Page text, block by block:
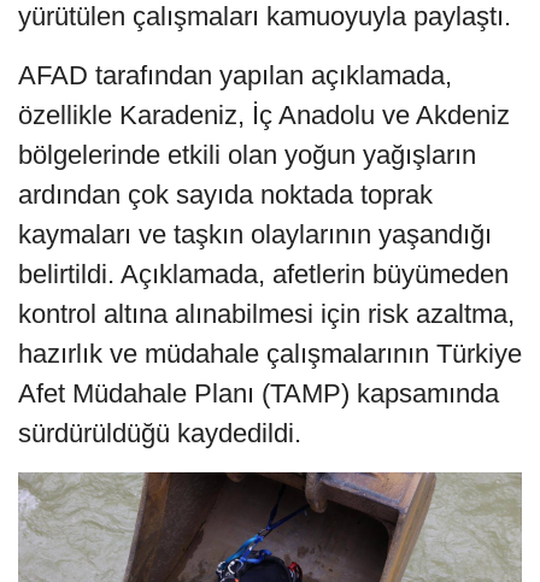
yürütülen çalışmaları kamuoyuyla paylaştı.
AFAD tarafından yapılan açıklamada,
özellikle Karadeniz, İç Anadolu ve Akdeniz
bölgelerinde etkili olan yoğun yağışların
ardından çok sayıda noktada toprak
kaymaları ve taşkın olaylarının yaşandığı
belirtildi. Açıklamada, afetlerin büyümeden
kontrol altına alınabilmesi için risk azaltma,
hazırlık ve müdahale çalışmalarının Türkiye
Afet Müdahale Planı (TAMP) kapsamında
sürdürüldüğü kaydedildi.